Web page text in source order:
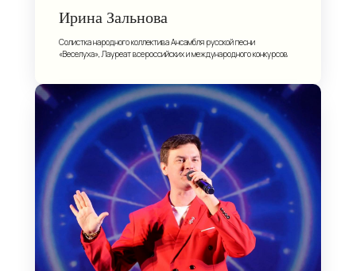
Ирина Зальнова
Солистка народного коллектива Ансамбля русской песни
«Веселуха», Лауреат всероссийских и международного конкурсов